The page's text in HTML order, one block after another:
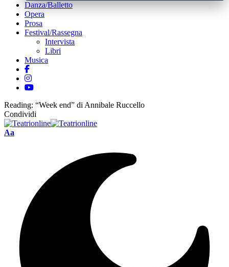
Danza/Balletto
Opera
Prosa
Festival/Rassegna
Intervista
Libri
Musica
Reading: “Week end” di Annibale Ruccello
Condividi
Font
Aa